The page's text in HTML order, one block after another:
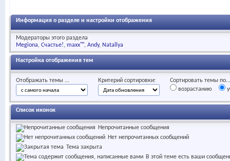
Информация о разделе и настройки отображения
Модераторы этого раздела
Megiona Счастье! maxx™ Andy Natallya
Настройка отображения тем
Отображать темы ... Критерий сортировки:
Сортировать темы по...
возрастанию
Список иконок
Непрочитанные сообщения
Нет непрочитанных сообщений
Тема закрыта
В этой теме есть ваши